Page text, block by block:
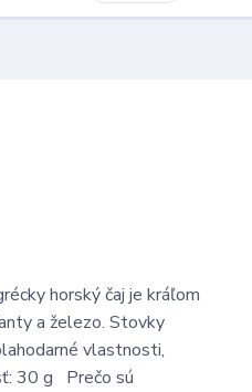
horský čaj je kráľom
a železo. Stovky
vlastnosti,
30 g Prečo sú